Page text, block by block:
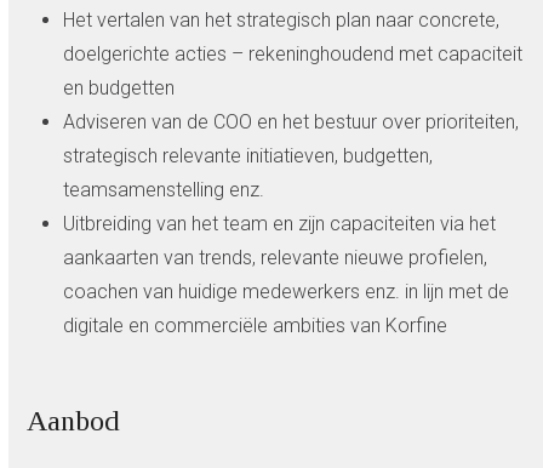
Het vertalen van het strategisch plan naar concrete,
doelgerichte acties – rekeninghoudend met capaciteit
en budgetten
Adviseren van de COO en het bestuur over prioriteiten,
strategisch relevante initiatieven, budgetten,
teamsamenstelling enz.
Uitbreiding van het team en zijn capaciteiten via het
aankaarten van trends, relevante nieuwe profielen,
coachen van huidige medewerkers enz. in lijn met de
digitale en commerciële ambities van Korfine
Aanbod